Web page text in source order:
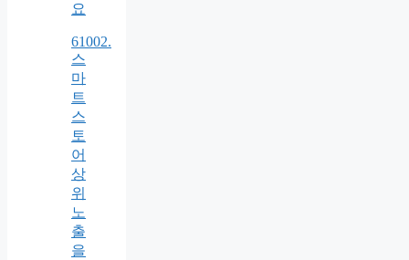
요
61002.
스
마
트
스
토
어
상
위
노
출
을